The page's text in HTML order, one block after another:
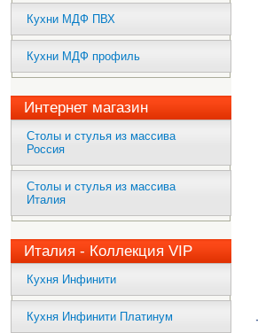
Кухни МДФ ПВХ
Кухни МДФ профиль
Интернет магазин
Столы и стулья из массива
Россия
Столы и стулья из массива
Италия
Италия - Коллекция VIP
Кухня Инфинити
Кухня Инфинити Платинум